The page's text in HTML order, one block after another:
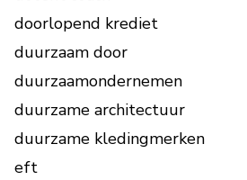
doorlopend krediet
duurzaam door
duurzaamondernemen
duurzame architectuur
duurzame kledingmerken
eft